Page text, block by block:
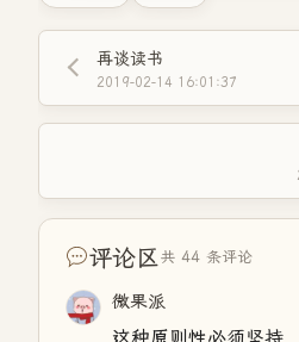
再谈读书
2019-02-14 16:01:37
评论区 共 44 条评论
微果派